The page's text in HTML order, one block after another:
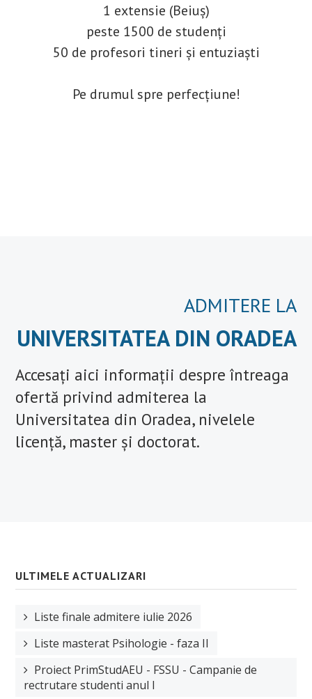
1 extensie (Beiuș)
peste 1500 de studenți
50 de profesori tineri și entuziaști
Pe drumul spre perfecțiune!
ADMITERE LA
UNIVERSITATEA DIN ORADEA
Accesați aici informații despre întreaga
ofertă privind admiterea la
Universitatea din Oradea, nivelele
licență, master și doctorat.
ULTIMELE ACTUALIZARI
Liste finale admitere iulie 2026
Liste masterat Psihologie - faza II
Proiect PrimStudAEU - FSSU - Campanie de
rectrutare studenti anul I